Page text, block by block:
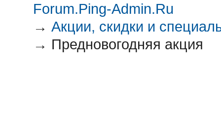
Forum.Ping-Admin.Ru
→Акции, скидки и
→ Предновогодняя акция